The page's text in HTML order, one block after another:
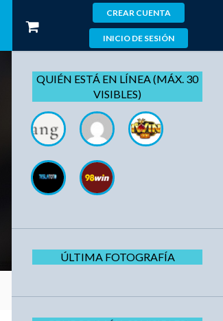
CREAR CUENTA
INICIO DE SESIÓN
QUIÉN ESTÁ EN LÍNEA (MÁX. 30
VISIBLES)
ÚLTIMA FOTOGRAFÍA